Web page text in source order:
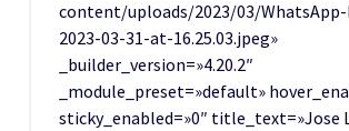
content/uploads/2023/03/
2023-03-31-at-16.25.03.jpeg»
_builder_version=»4.20.2″
_module_preset=»default»
sticky_enabled=»0″ title_text=»Jose